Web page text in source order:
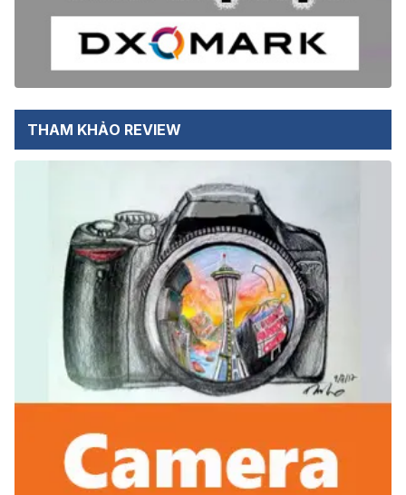
THAM KHẢO REVIEW